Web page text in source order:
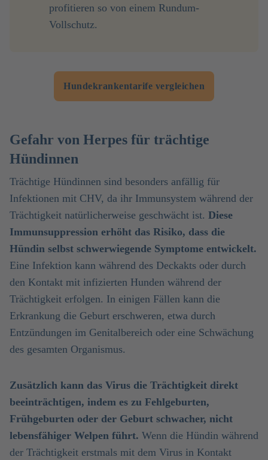
profitieren so von einem Rundum-
Vollschutz.
Hundekrankentarife vergleichen
Gefahr von Herpes für trächtige
Hündinnen
Trächtige Hündinnen sind besonders anfällig für
Infektionen mit CHV, da ihr Immunsystem während der
Trächtigkeit natürlicherweise geschwächt ist. Diese
Immunsuppression erhöht das Risiko, dass die
Hündin selbst schwerwiegende Symptome entwickelt.
Eine Infektion kann während des Deckakts oder durch
den Kontakt mit infizierten Hunden während der
Trächtigkeit erfolgen. In einigen Fällen kann die
Erkrankung die Geburt erschweren, etwa durch
Entzündungen im Genitalbereich oder eine Schwächung
des gesamten Organismus.
Zusätzlich kann das Virus die Trächtigkeit direkt
beeinträchtigen, indem es zu Fehlgeburten,
Frühgeburten oder der Geburt schwacher, nicht
lebensfähiger Welpen führt. Wenn die Hündin während
der Trächtigkeit erstmals mit dem Virus in Kontakt